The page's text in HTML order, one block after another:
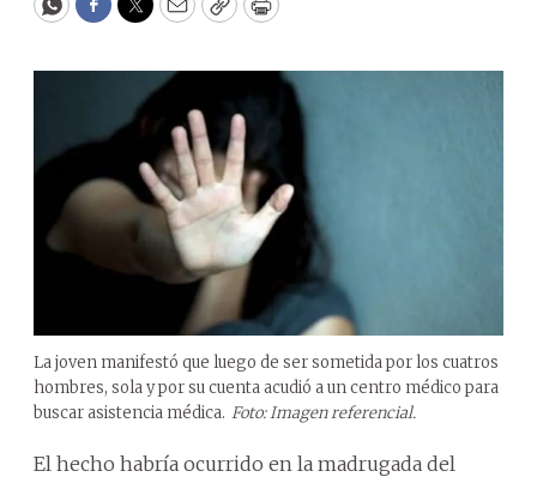
WhatsApp
Facebook
Twitter
EmailCopyPrint
La joven manifestó que luego de ser sometida por los cuatros
hombres, sola y por su cuenta acudió a un centro médico para
buscar asistencia médica. Foto: Imagen referencial.
El hecho habría ocurrido en la madrugada del